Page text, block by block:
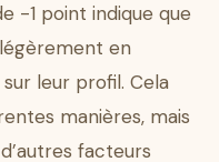
-1 point indique que
en
leur profil. Cela
manières, mais
facteurs